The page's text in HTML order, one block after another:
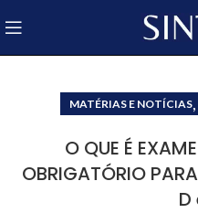
MATÉRIAS E NOTÍCIAS,
O QUE É
OBRIGATÓRIO
D